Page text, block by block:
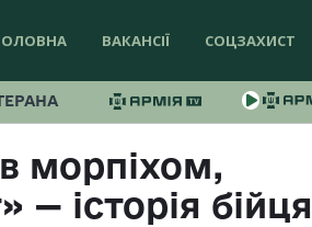
ВАКАНСІЇ СОЦЗАХИСТ
морпіхом,
історія бійця